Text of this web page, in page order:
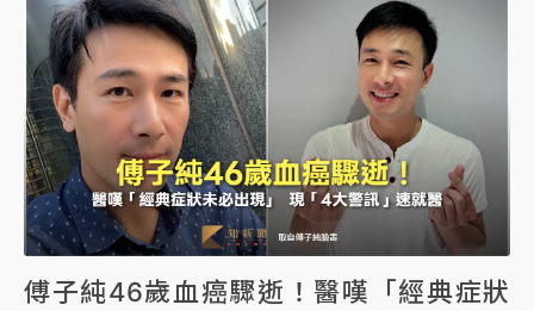
傅子純46歲血癌驟逝！醫嘆「經典症狀